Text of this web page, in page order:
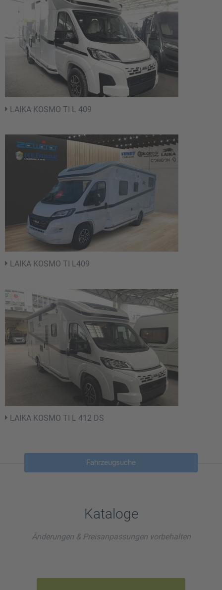
LAIKA KOSMO TI L 409
LAIKA KOSMO TI L409
LAIKA KOSMO TI L 412 DS
Fahrzeugsuche
Kataloge
Änderungen & Preisanpassungen vorbehalten